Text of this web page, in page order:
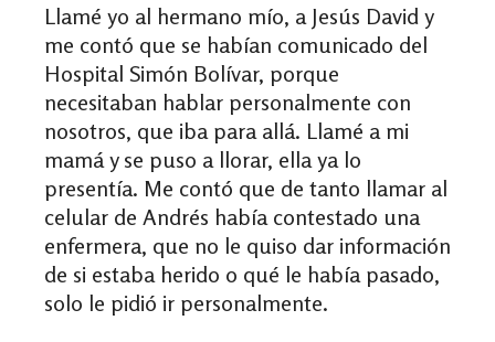
Llamé yo al hermano mío, a Jesús David y
me contó que se habían comunicado del
Hospital Simón Bolívar, porque
necesitaban hablar personalmente con
nosotros, que iba para allá. Llamé a mi
mamá y se puso a llorar, ella ya lo
presentía. Me contó que de tanto llamar al
celular de Andrés había contestado una
enfermera, que no le quiso dar información
de si estaba herido o qué le había pasado,
solo le pidió ir personalmente.